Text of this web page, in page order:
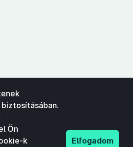
Ön
k
Elfogadom